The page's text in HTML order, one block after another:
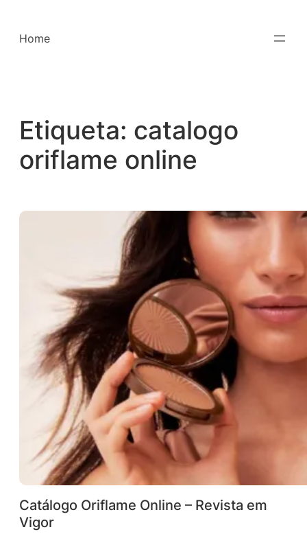
para
Home
Etiqueta: catalogo
oriflame online
Catálogo Oriflame Online – Revista em
Vigor